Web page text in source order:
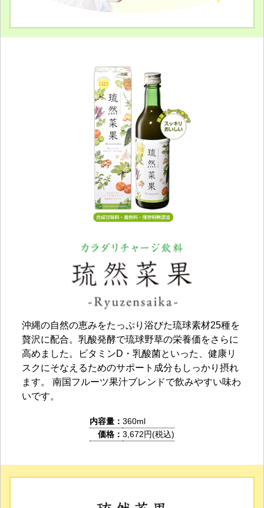
沖縄の自然の恵みをたっぷり浴びた琉球素材25種を
贅沢に配合。乳酸発酵で琉球野草の栄養価をさらに
高めました。ビタミンD・乳酸菌といった、健康リ
スクにそなえるためのサポート成分もしっかり摂れ
ます。 南国フルーツ果汁ブレンドで飲みやすい味わ
いです。
内容量： 360ml
価格： 3,672円(税込)